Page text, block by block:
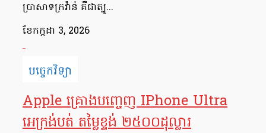
ប្រាសាទក្រវ៉ាន់ គឺជាត្បូ...
ខែ​កក្កដា 3, 2026
បច្ចេកវិទ្យា
Apple គ្រោងបញ្ចេញ IPhone Ultra
អេក្រង់បត់ តម្លៃខ្ទង់ ២៥០០ដុល្លារ